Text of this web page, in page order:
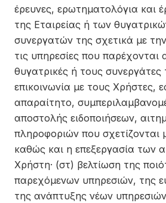
έρευνες, ερωτηματολόγια και
της Εταιρείας ή των
συνεργατών της σχετικά με
τις υπηρεσίες που παρέχονται
θυγατρικές ή τους συνεργάτες
επικοινωνία με τους Χρήστες,
απαραίτητο,
αποστολής ειδοποιήσεων,
πληροφοριών που σχετίζονται
καθώς και η επεξεργασία των
Χρήστη· (στ) βελτίωση της
παρεχόμενων υπηρεσιών, της
της ανάπτυξης νέων